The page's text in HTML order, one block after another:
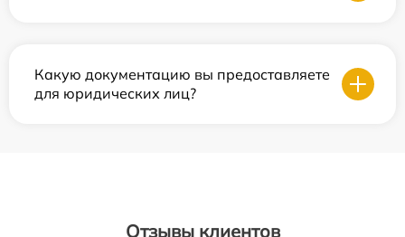
Какую документацию вы предоставляете
для юридических лиц?
Отзывы клиентов